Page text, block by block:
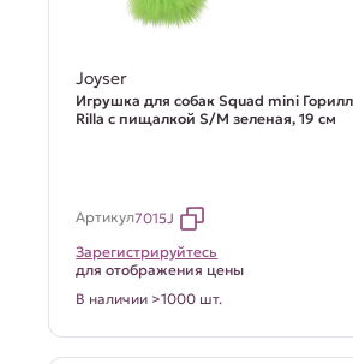
Joyser
Игрушка для собак Squad mini
Rilla с пищалкой S/M зеленая, 19 см
Артикул7015J
Зарегистрируйтесь
для отображения цены
В наличии >1000 шт.